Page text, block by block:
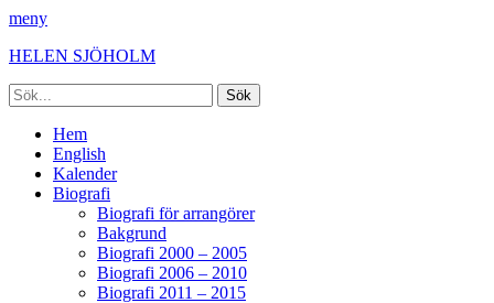
meny
HELEN SJÖHOLM
Sök
efter:
[label]
Primär
meny
Hoppa
innehåll
Hem
English
Kalender
Biografi
Biografi för arrangörer
Bakgrund
Biografi 2000 – 2005
Biografi 2006 – 2010
Biografi 2011 – 2015